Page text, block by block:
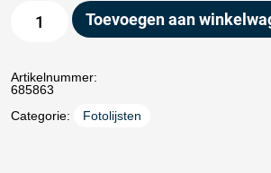
Toevoegen aan
Artikelnummer:
685863
Categorie:
Fotolijsten